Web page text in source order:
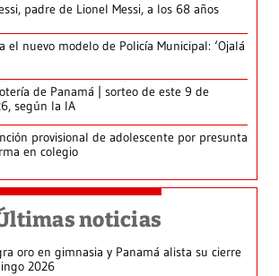
padre de Lionel Messi, a los 68 años
el nuevo modelo de Policía Municipal: ‘Ojalá
de Panamá | sorteo de este 9 de
según la IA
provisional de adolescente por presunta
en colegio
noticias
oro en gimnasia y Panamá alista su cierre
2026